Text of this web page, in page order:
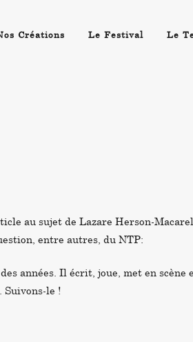
Créations Le Festival Le
au sujet de Lazare Herson-Macarel
entre autres, du NTP:
années. Il écrit, joue, met en scène
Suivons-le !